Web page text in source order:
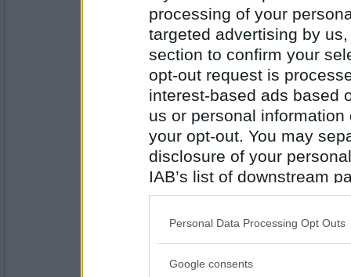
processing of your
targeted advertising by
section to confirm your
opt-out request is
interest-based ads based
us or personal
your opt-out. You may
disclosure of your
IAB’s list of downstream
also be disclosed by us
Downstream Participants
Please note that this
Personal Data Processing Opt Outs
Google consents
Antal inlägg:
1719
Prärieklocka
Antal inlägg:
11487
Hur känns det varje gång du hör sagan
Väldigt mycket fantasi
Monicare- Ej medlem längre